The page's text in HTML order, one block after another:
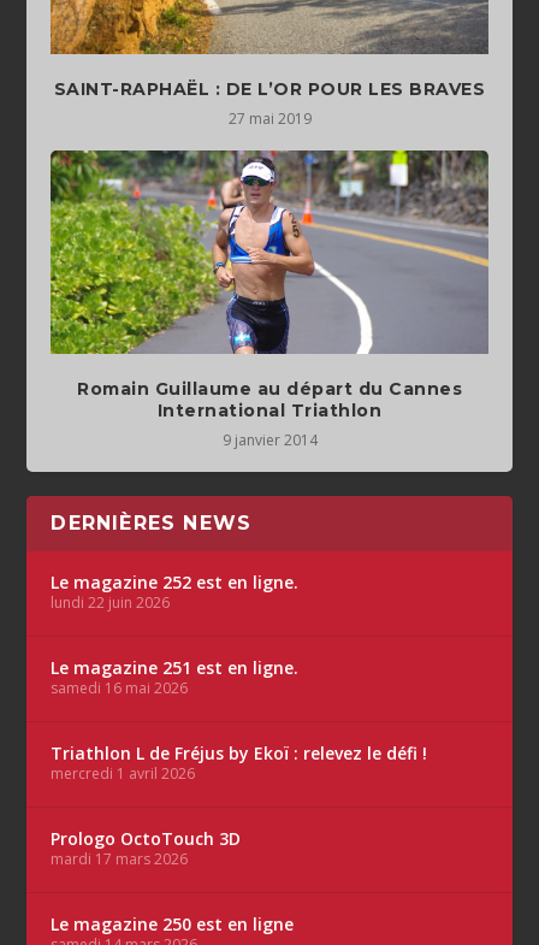
SAINT-RAPHAËL : DE L’OR POUR LES BRAVES
27 mai 2019
Romain Guillaume au départ du Cannes
International Triathlon
9 janvier 2014
DERNIÈRES NEWS
Le magazine 252 est en ligne.
lundi 22 juin 2026
Le magazine 251 est en ligne.
samedi 16 mai 2026
Triathlon L de Fréjus by Ekoï : relevez le défi !
mercredi 1 avril 2026
Prologo OctoTouch 3D
mardi 17 mars 2026
Le magazine 250 est en ligne